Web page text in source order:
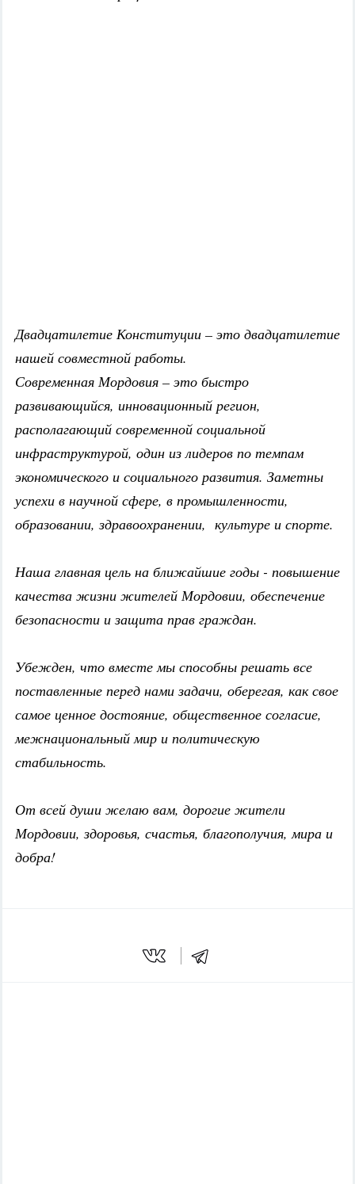
Двадцатилетие Конституции – это двадцатилетие
нашей совместной работы.
Современная Мордовия – это быстро
развивающийся, инновационный регион,
располагающий современной социальной
инфраструктурой, один из лидеров по темпам
экономического и социального развития. Заметны
успехи в научной сфере, в промышленности,
образовании, здравоохранении, культуре и спорте.
Наша главная цель на ближайшие годы - повышение
качества жизни жителей Мордовии, обеспечение
безопасности и защита прав граждан.
Убежден, что вместе мы способны решать все
поставленные перед нами задачи, оберегая, как свое
самое ценное достояние, общественное согласие,
межнациональный мир и политическую
стабильность.
От всей души желаю вам, дорогие жители
Мордовии, здоровья, счастья, благополучия, мира и
добра!